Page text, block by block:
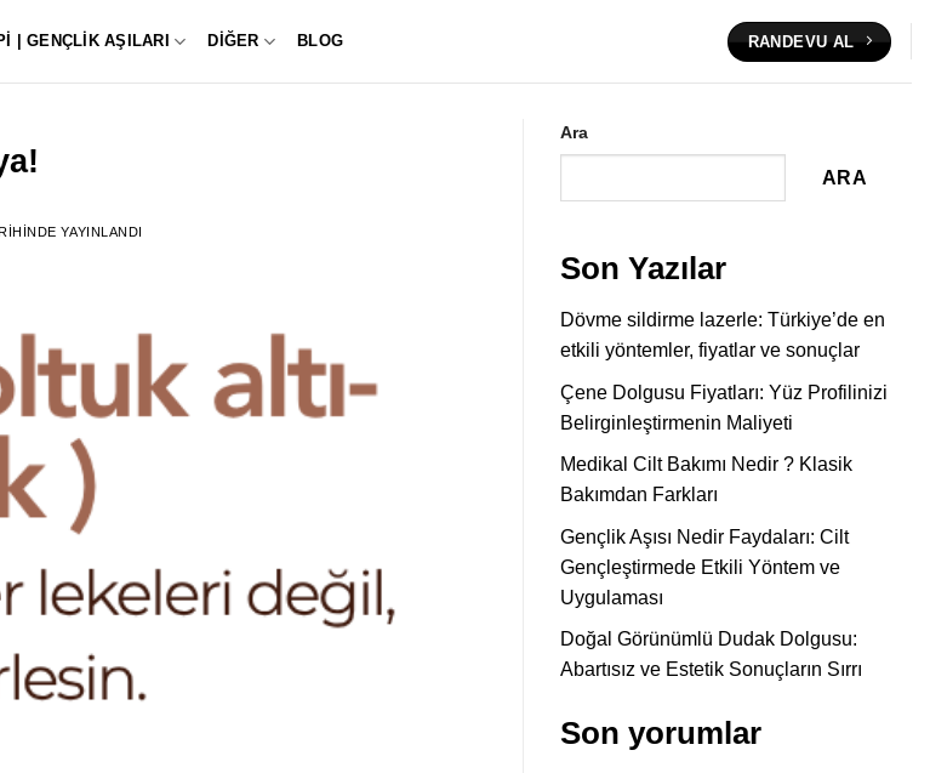
| GENÇLIK AŞILARI DIĞER BLOG RANDEVU AL
YAYINLANDI
Ara
ARA
Son Yazılar
Dövme sildirme lazerle: Türkiye’de en
etkili yöntemler, fiyatlar ve sonuçlar
Çene Dolgusu Fiyatları: Yüz Profilinizi
Belirginleştirmenin Maliyeti
Medikal Cilt Bakımı Nedir ? Klasik
Bakımdan Farkları
Gençlik Aşısı Nedir Faydaları: Cilt
Gençleştirmede Etkili Yöntem ve
Uygulaması
Doğal Görünümlü Dudak Dolgusu:
Abartısız ve Estetik Sonuçların Sırrı
Son yorumlar